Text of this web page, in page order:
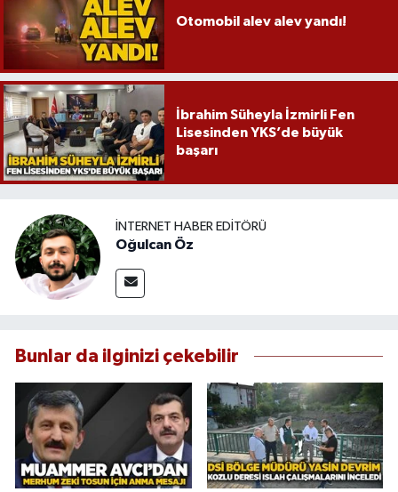
Otomobil alev alev yandı!
İbrahim Süheyla İzmirli Fen
Lisesinden YKS’de büyük
başarı
İNTERNET HABER EDITÖRÜ
Oğulcan Öz
Bunlar da ilginizi çekebilir